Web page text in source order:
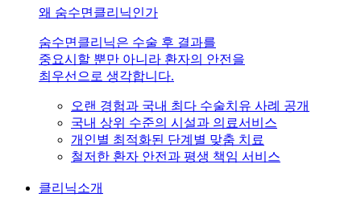
왜 숨수면클리닉인가
숨수면클리닉은 수술 후 결과를
중요시할 뿐만 아니라 환자의 안전을
최우선으로 생각합니다.
오랜 경험과 국내 최다 수술치유 사례 공개
국내 상위 수준의 시설과 의료서비스
개인별 최적화된 단계별 맞춤 치료
철저한 환자 안전과 평생 책임 서비스
클리닉소개